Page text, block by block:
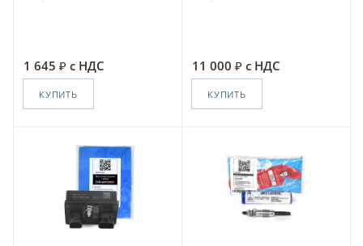
1 645 с НДС
КУПИТЬ
11 000 с НДС
КУПИТЬ